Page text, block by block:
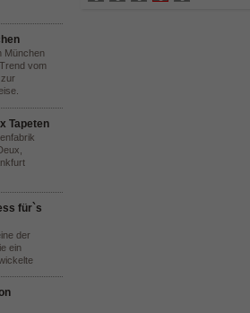
München
vom
Tapeten
für`s
der
ein